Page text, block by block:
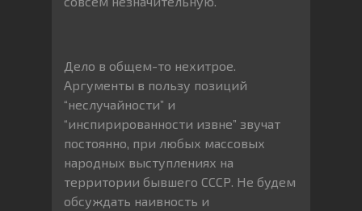
Дело в общем-то нехитрое.
Аргументы в пользу позиций
“неслучайности” и
“инспирированности извне” звучат
постоянно, при любых массовых
народных выступлениях на
территории бывшего СССР. Не будем
обсуждать наивность и